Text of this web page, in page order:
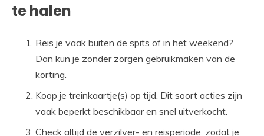
te halen
Reis je vaak buiten de spits of in het weekend?
Dan kun je zonder zorgen gebruikmaken van de
korting.
Koop je treinkaartje(s) op tijd. Dit soort acties zijn
vaak beperkt beschikbaar en snel uitverkocht.
Check altijd de verzilver- en reisperiode, zodat je